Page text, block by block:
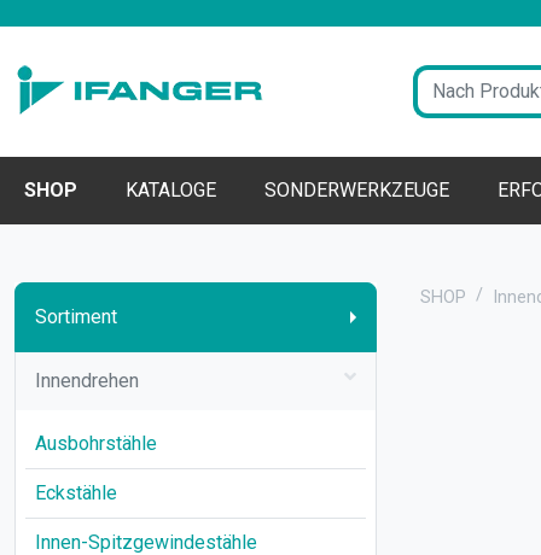
SHOP KATALOGE SONDERWERKZEUGE
Sortiment
Innendrehen
Ausbohrstähle
Eckstähle
Innen-Spitzgewindestähle
SHOP